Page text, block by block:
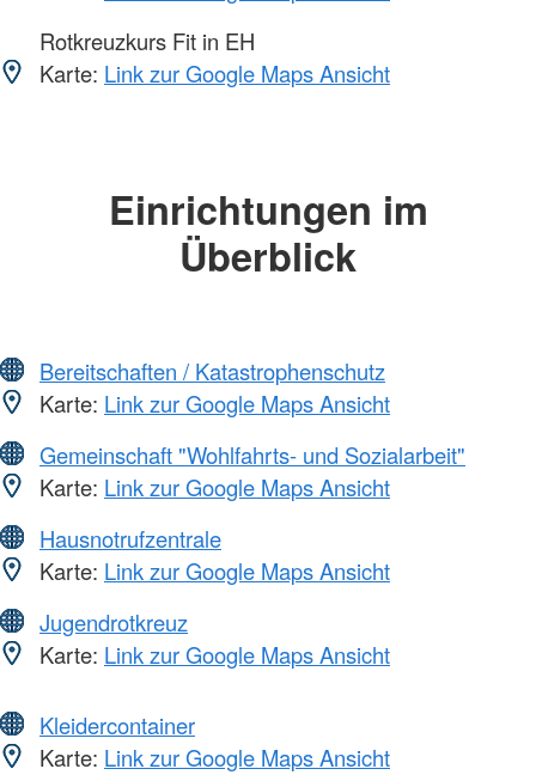
Rotkreuzkurs Fit in EH
Karte: Link zur Google Maps Ansicht
Einrichtungen im
Überblick
Bereitschaften / Katastrophenschutz
Karte: Link zur Google Maps Ansicht
Gemeinschaft "Wohlfahrts- und Sozialarbeit"
Karte: Link zur Google Maps Ansicht
Hausnotrufzentrale
Karte: Link zur Google Maps Ansicht
Jugendrotkreuz
Karte: Link zur Google Maps Ansicht
Kleidercontainer
Karte: Link zur Google Maps Ansicht